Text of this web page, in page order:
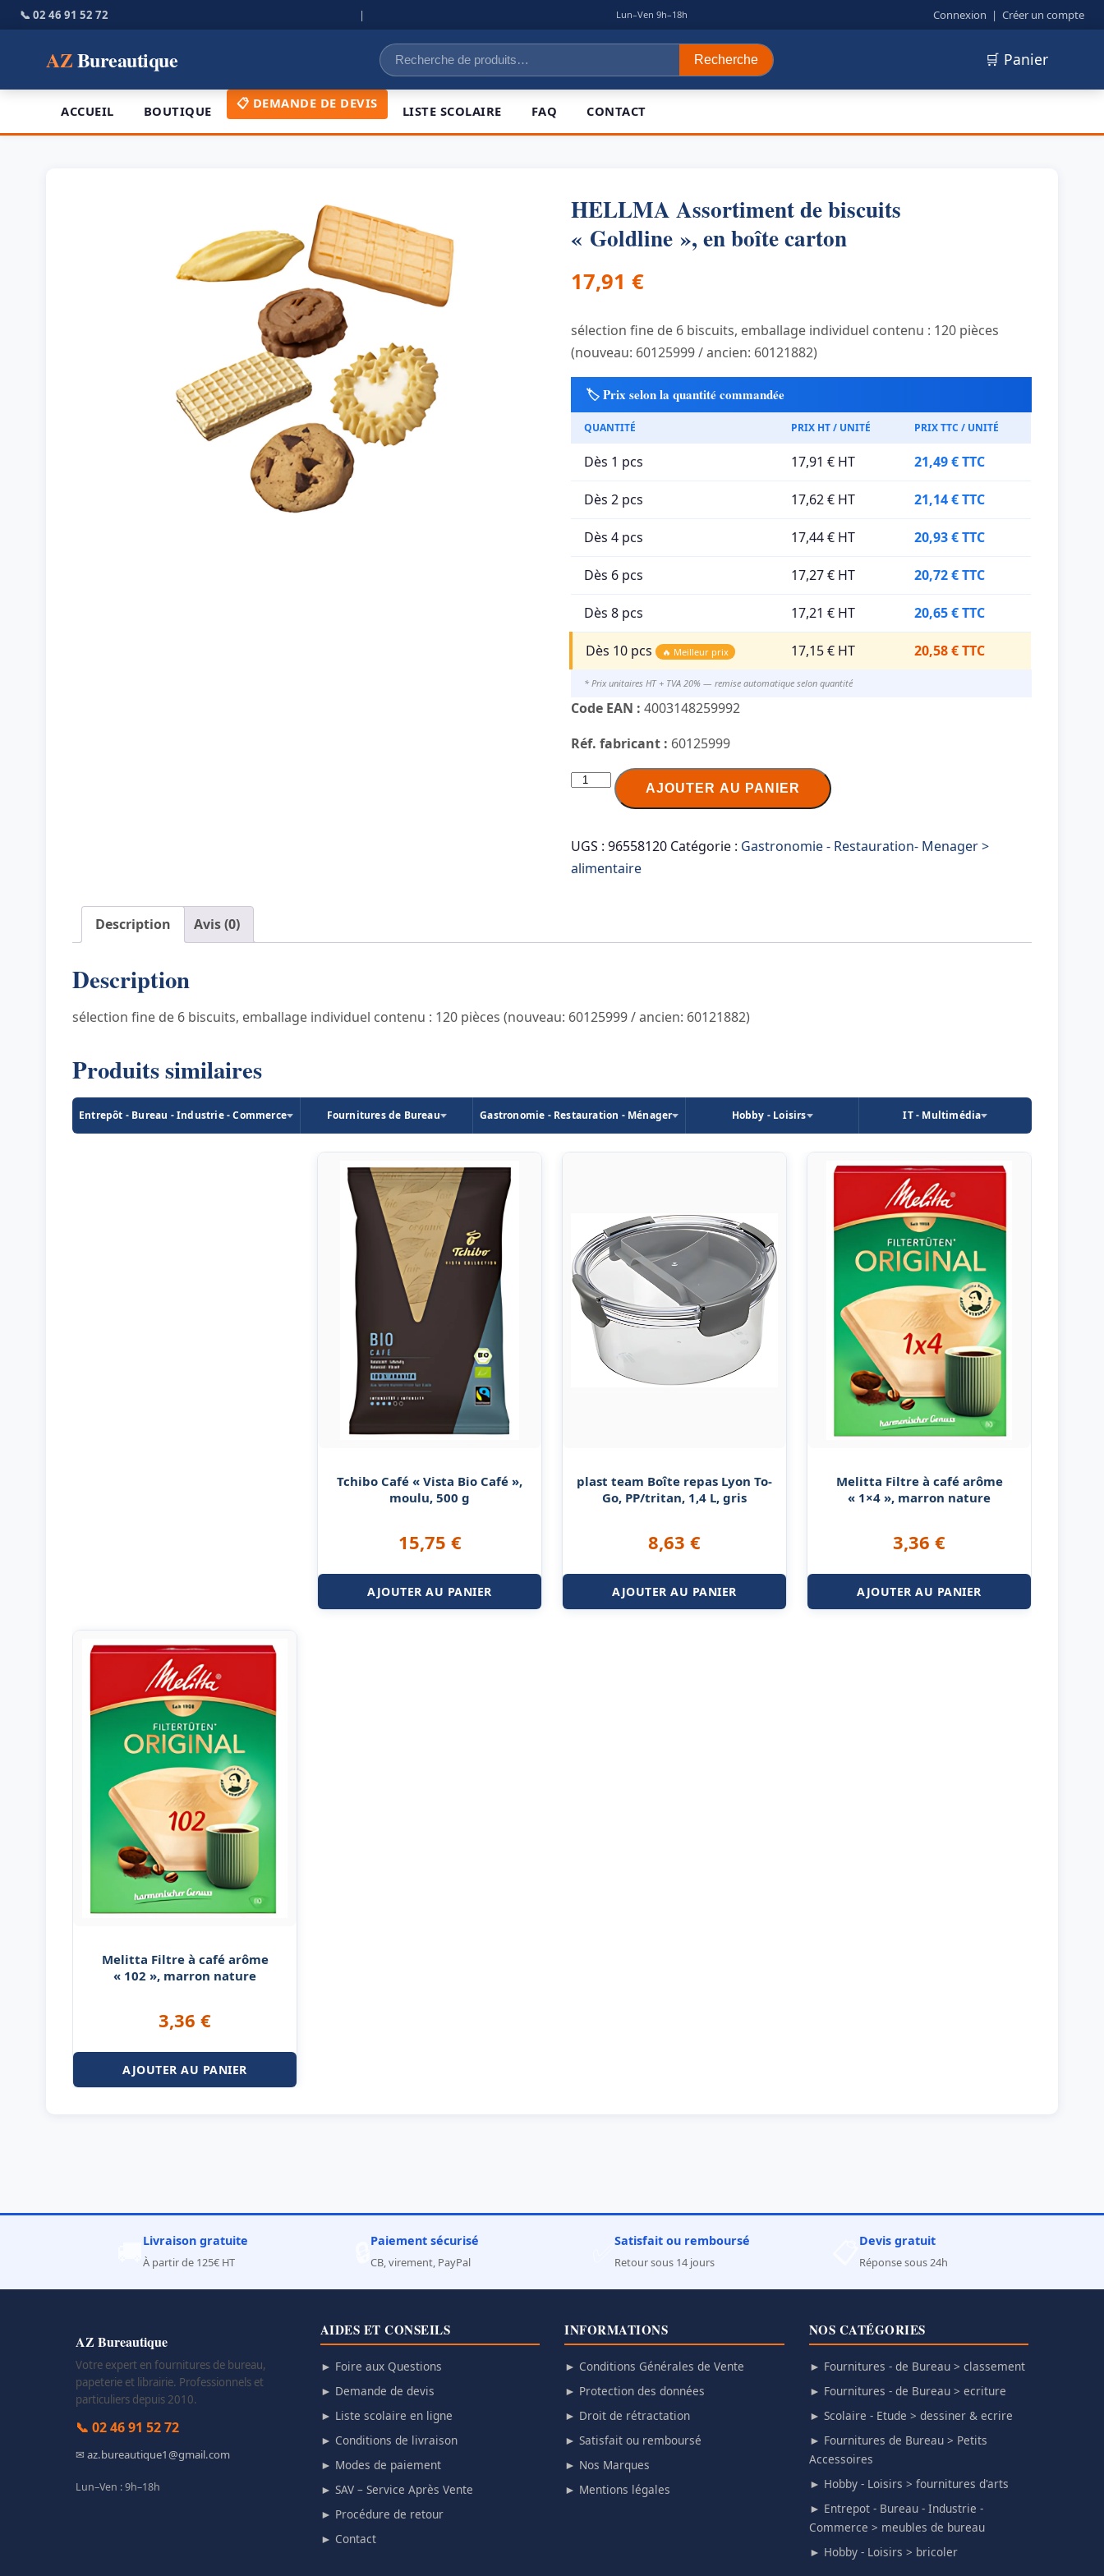
📞 02 46 91 52 72 | Lun–Ven 9h–18h Connexion | Créer un compte
AZBureautique
Recherche
pour :
Recherche 🛒 Panier
ACCUEIL BOUTIQUE 📋 DEMANDE DE DEVIS LISTE SCOLAIRE FAQ CONTACT
HELLMA Assortiment de biscuits
« Goldline », en boîte carton
17,91€
sélection fine de 6 biscuits, emballage individuel contenu : 120 pièces
(nouveau: 60125999 / ancien: 60121882)
🏷️ Prix selon la quantité commandée
QUANTITÉ PRIX HT / UNITÉ PRIX TTC / UNITÉ
Dès 1 pcs 17,91 € HT 21,49 € TTC
Dès 2 pcs 17,62 € HT 21,14 € TTC
Dès 4 pcs 17,44 € HT 20,93 € TTC
Dès 6 pcs 17,27 € HT 20,72 € TTC
Dès 8 pcs 17,21 € HT 20,65 € TTC
Dès 10 pcs 🔥 Meilleur prix 17,15 € HT 20,58 € TTC
* Prix unitaires HT + TVA 20% — remise automatique selon quantité
Code EAN : 4003148259992
Réf. fabricant : 60125999
quantité
Assortiment
de
AJOUTER AU PANIER
UGS :96558120 Catégorie : Gastronomie - Restauration- Menager >
alimentaire
Description Avis (0)
Description
sélection fine de 6 biscuits, emballage individuel contenu : 120 pièces (nouveau: 60125999 / ancien: 60121882)
Produits similaires
Entrepôt - Bureau - Industrie - Commerce Fournitures de Bureau Gastronomie - Restauration - Ménager Hobby - Loisirs IT - Multimédia
Tchibo Café « Vista Bio Café »,
moulu, 500 g
15,75 €
AJOUTER AU PANIER
plast team Boîte repas Lyon To-
Go, PP/tritan, 1,4 L, gris
8,63 €
AJOUTER AU PANIER
Melitta Filtre à café arôme
« 1×4 », marron nature
3,36 €
AJOUTER AU PANIER
Melitta Filtre à café arôme
« 102 », marron nature
3,36 €
AJOUTER AU PANIER
Livraison gratuite
À partir de 125€ HT
Paiement sécurisé
CB, virement, PayPal
Satisfait ou remboursé
Retour sous 14 jours
Devis gratuit
Réponse sous 24h
AZ Bureautique
Votre expert en fournitures de bureau,
papeterie et librairie. Professionnels et
particuliers depuis 2010.
📞 02 46 91 52 72
✉ az.bureautique1@gmail.com
Lun–Ven : 9h–18h
AIDES ET CONSEILS
► Foire aux Questions
► Demande de devis
► Liste scolaire en ligne
► Conditions de livraison
► Modes de paiement
► SAV – Service Après Vente
► Procédure de retour
► Contact
INFORMATIONS
► Conditions Générales de Vente
► Protection des données
► Droit de rétractation
► Satisfait ou remboursé
► Nos Marques
► Mentions légales
NOS CATÉGORIES
► Fournitures - de Bureau > classement
► Fournitures - de Bureau > ecriture
► Scolaire - Etude > dessiner & ecrire
► Fournitures de Bureau > Petits
Accessoires
► Hobby - Loisirs > fournitures d'arts
► Entrepot - Bureau - Industrie -
Commerce > meubles de bureau
► Hobby - Loisirs > bricoler